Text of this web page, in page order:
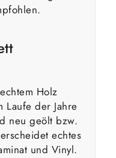
Holz
Laufe der Jahre
neu geölt bzw.
echtes
und Vinyl.